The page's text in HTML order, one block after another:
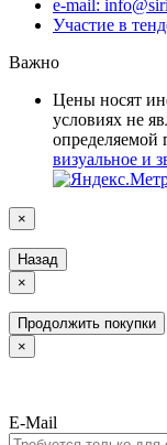
e-mail:
Участие в
Важно
Цены носят
условиях не
визуальное и
×
Назад
×
Продолжить покупки
×
E-Mail